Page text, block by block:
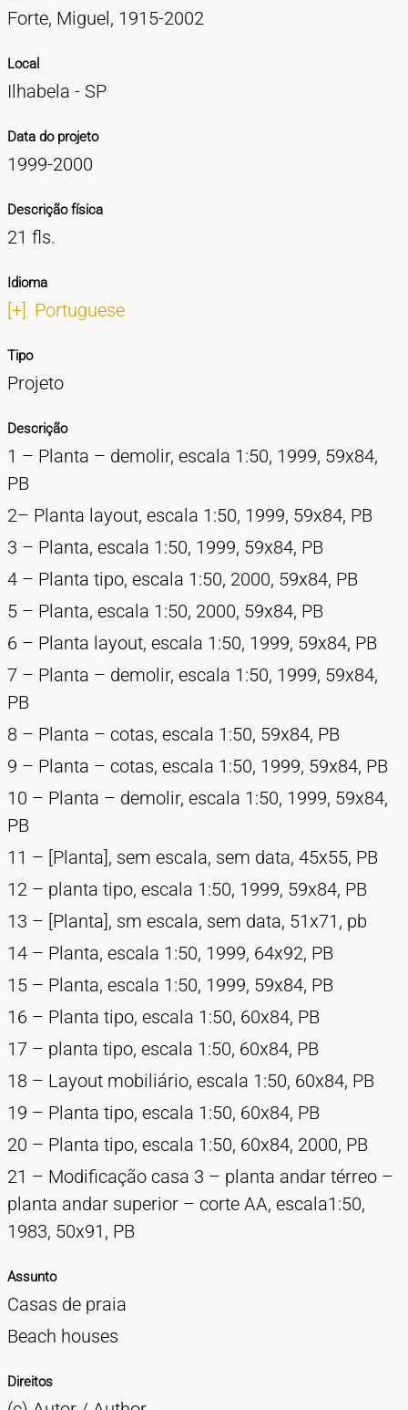
Forte, Miguel, 1915-2002
Local
Ilhabela - SP
Data do projeto
1999-2000
Descrição física
21 fls.
Idioma
[+] Portuguese
Tipo
Projeto
Descrição
1 – Planta – demolir, escala 1:50, 1999, 59x84,
PB
2– Planta layout, escala 1:50, 1999, 59x84, PB
3 – Planta, escala 1:50, 1999, 59x84, PB
4 – Planta tipo, escala 1:50, 2000, 59x84, PB
5 – Planta, escala 1:50, 2000, 59x84, PB
6 – Planta layout, escala 1:50, 1999, 59x84, PB
7 – Planta – demolir, escala 1:50, 1999, 59x84,
PB
8 – Planta – cotas, escala 1:50, 59x84, PB
9 – Planta – cotas, escala 1:50, 1999, 59x84, PB
10 – Planta – demolir, escala 1:50, 1999, 59x84,
PB
11 – [Planta], sem escala, sem data, 45x55, PB
12 – planta tipo, escala 1:50, 1999, 59x84, PB
13 – [Planta], sm escala, sem data, 51x71, pb
14 – Planta, escala 1:50, 1999, 64x92, PB
15 – Planta, escala 1:50, 1999, 59x84, PB
16 – Planta tipo, escala 1:50, 60x84, PB
17 – planta tipo, escala 1:50, 60x84, PB
18 – Layout mobiliário, escala 1:50, 60x84, PB
19 – Planta tipo, escala 1:50, 60x84, PB
20 – Planta tipo, escala 1:50, 60x84, 2000, PB
21 – Modificação casa 3 – planta andar térreo –
planta andar superior – corte AA, escala1:50,
1983, 50x91, PB
Assunto
Casas de praia
Beach houses
Direitos